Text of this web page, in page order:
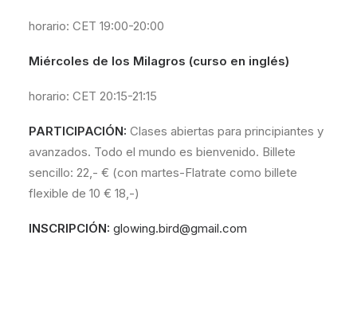
horario: CET 19:00-20:00
Miércoles de los Milagros (curso en inglés)
horario: CET 20:15-21:15
PARTICIPACIÓN: Clases abiertas para principiantes y
avanzados. Todo el mundo es bienvenido. Billete
sencillo: 22,- € (con martes-Flatrate como billete
flexible de 10 € 18,-)
INSCRIPCIÓN: glowing.bird@gmail.com